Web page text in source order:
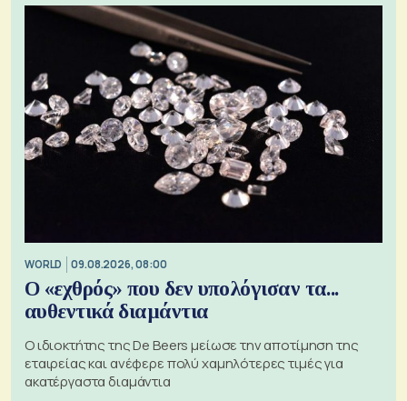
WORLD 09.08.2026, 08:00
Ο «εχθρός» που δεν υπολόγισαν τα...
αυθεντικά διαμάντια
Ο ιδιοκτήτης της De Beers μείωσε την αποτίμηση της
εταιρείας και ανέφερε πολύ χαμηλότερες τιμές για
ακατέργαστα διαμάντια